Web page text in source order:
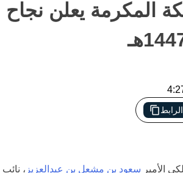
المكرمة يعلن نجاح
الأمير سعود بن مشعل بن عبدالعزيز ، نائب